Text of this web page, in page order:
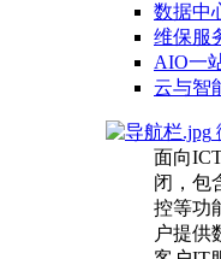
数据中
维保服
AIO一
云与智
面向
闭，包
控等功
户提供